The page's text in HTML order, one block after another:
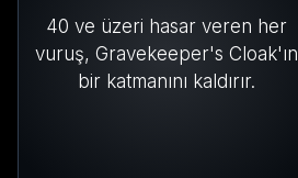
40 ve üzeri hasar veren her
vuruş, Gravekeeper's Cloak'ın
bir katmanını kaldırır.